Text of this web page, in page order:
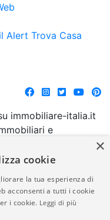
Alert Trova Casa
immobiliare-italia.it
e
da parte di
immobiliare-italia.it
della
normativa in
×
cookie
la tua esperienza di
acconsenti a tutti i cookie
i cookie. Leggi di più